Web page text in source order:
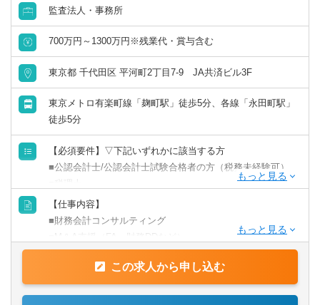
監査法人・事務所
700万円～1300万円※残業代・賞与含む
東京都 千代田区 平河町2丁目7-9 JA共済ビル3F
東京メトロ有楽町線「麹町駅」徒歩5分、各線「永田町駅」
徒歩5分
【必須要件】▽下記いずれかに該当する方
■公認会計士/公認会計士試験合格者の方（税務未経験可）
■USCPA（会計業務の経験がある方）
【求める人物像】
■人とのコミュニケーションが好きな方
■クライアントともに成長したい方
■新しいことへの挑戦を求めている方
【仕事内容】
■財務会計コンサルティング
■M＆A支援（FA、財務DDなど）
■事業再生 など
この求人から申し込む